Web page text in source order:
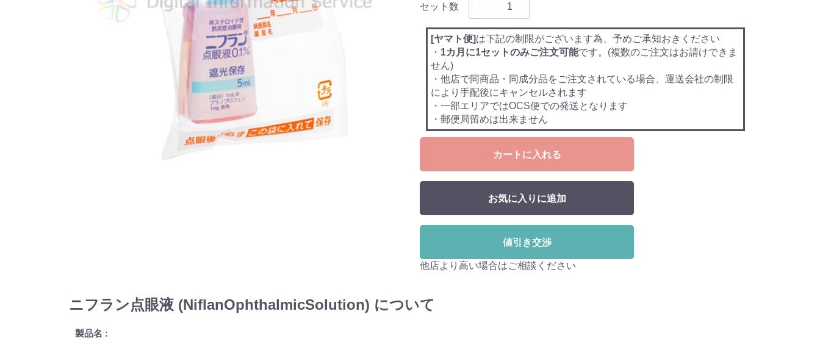
セット数
[ヤマト便]は下記の制限がございます為、予めご承知おきください
・ 1カ月に1セットのみご注文可能です。(複数のご注文はお請けできま
せん)
・他店で同商品・同成分品をご注文されている場合、運送会社の制限
により手配後にキャンセルされます
・一部エリアではOCS便での発送となります
・郵便局留めは出来ません
カートに入れる
お気に入りに追加
値引き交渉
他店より高い場合はご相談ください
ニフラン点眼液 (NiflanOphthalmicSolution) について
製品名